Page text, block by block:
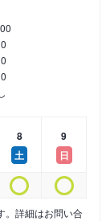
8
土
9
日
。詳細はお問い合